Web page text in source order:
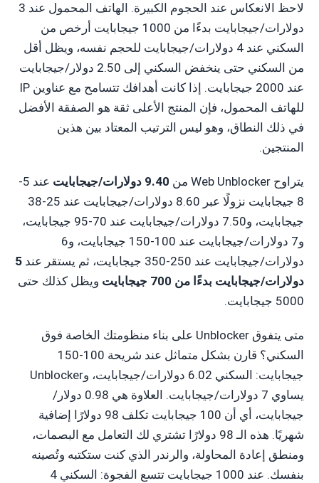
لاحظ الانعكاس عند الحجوم الكبيرة. الهاتف المحمول عند 3
دولارات/جيجابايت بدءًا من 1000 جيجابايت أرخص من
السكني عند 4 دولارات/جيجابايت للحجم نفسه، ويظل أقل
من السكني حتى ينخفض السكني إلى 2.50 دولار/جيجابايت
عند 2000 جيجابايت. إذا كانت أهدافك تتسامح مع عناوين IP
للهاتف المحمول، فإن المنتج الأعلى ثقة هو الصفقة الأفضل
في ذلك النطاق، وهو ليس الترتيب المعتاد بين هذين
المنتجين.
يتراوح Web Unblocker من 9.40 دولارات/جيجابايت
عند 5-
8 جيجابايت نزولًا عبر 8.60 دولارات/جيجابايت عند 25-38
جيجابايت، و7.50 دولارات/جيجابايت عند 70-95 جيجابايت،
و7 دولارات/جيجابايت عند 100-150 جيجابايت، و6
دولارات/جيجابايت عند 250-350 جيجابايت، ثم يستقر عند
5
دولارات/جيجابايت بدءًا من 700 جيجابايت
ويظل كذلك حتى
5000 جيجابايت.
متى يتفوق Unblocker على بناء منظومتك الخاصة فوق
السكني؟ قارن بشكل متماثل عند شريحة 100-150
جيجابايت: السكني 6.02 دولارات/جيجابايت، وUnblocker
يساوي 7 دولارات/جيجابايت. العلاوة هي 0.98 دولار/
جيجابايت، أي أن 100 جيجابايت تكلف 98 دولارًا إضافية
شهريًا. هذه الـ 98 دولارًا تشتري لك التعامل مع البصمات،
ومنطق إعادة المحاولة، والرندر الذي كنت ستكتبه وتُصينه
بنفسك. عند 1000 جيجابايت تتسع الفجوة: السكني 4